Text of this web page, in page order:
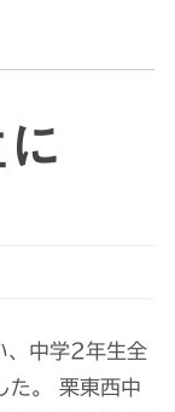
中学2年生全
た。 栗東西中